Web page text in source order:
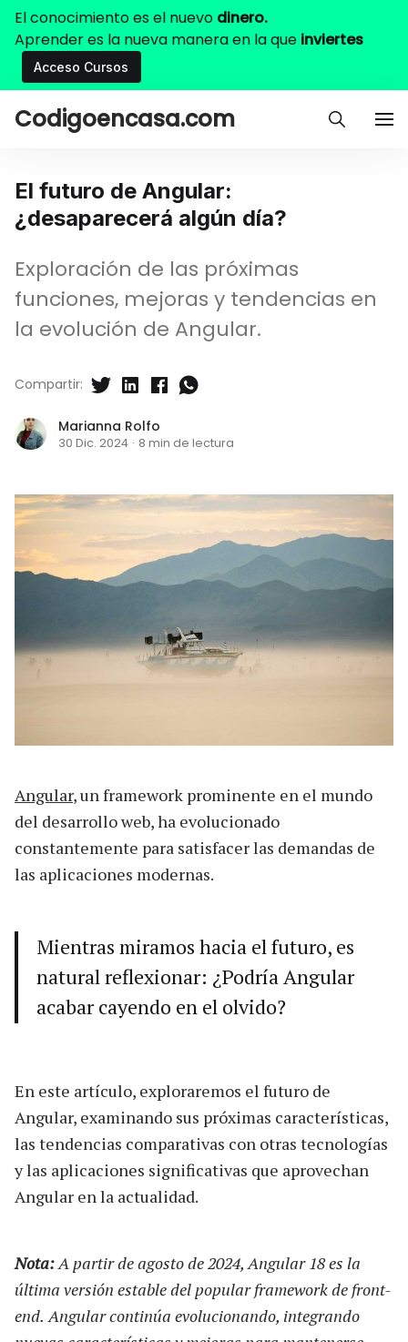
El conocimiento es el nuevo dinero.
Aprender es la nueva manera en la que inviertes
Acceso Cursos
Codigoencasa.com
El futuro de Angular:
¿desaparecerá algún día?
Exploración de las próximas
funciones, mejoras y tendencias en
la evolución de Angular.
Marianna Rolfo
30 Dic. 2024 · 8 min de lectura
Compartir:
Angular, un framework prominente en el mundo
del desarrollo web, ha evolucionado
constantemente para satisfacer las demandas de
las aplicaciones modernas.
Mientras miramos hacia el futuro, es
natural reflexionar: ¿Podría Angular
acabar cayendo en el olvido?
En este artículo, exploraremos el futuro de
Angular, examinando sus próximas características,
las tendencias comparativas con otras tecnologías
y las aplicaciones significativas que aprovechan
Angular en la actualidad.
Nota:A partir de agosto de 2024, Angular 18 es la
última versión estable del popular framework de front-
end. Angular continúa evolucionando, integrando